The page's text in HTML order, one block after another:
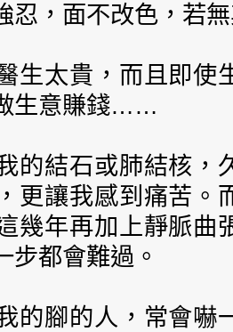
忍，面不改色，若
生太貴，而且即使
生意賺錢……
的結石或肺結核，
更讓我感到痛苦。
幾年再加上靜脈曲
步都會難過。
的腳的人，常會嚇